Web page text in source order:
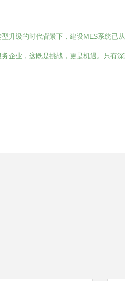
升级的时代背景下，建设MES系统已
企业，这既是挑战，更是机遇。只有